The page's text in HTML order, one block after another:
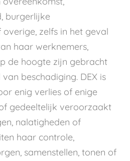
burgerlijke
zelfs in het geval
haar werknemers,
de hoogte zijn gebracht
beschadiging. DEX is
enig verlies of enige
gedeeltelijk veroorzaakt
nalatigheden of
haar controle,
samenstellen, tonen of